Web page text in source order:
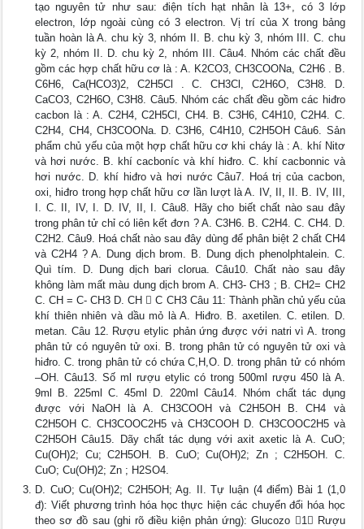
tạo nguyên tử như sau: điện tích hạt nhân là 13+, có 3 lớp
electron, lớp ngoài cùng có 3 electron. Vị trí của X trong bảng
tuần hoàn là A. chu kỳ 3, nhóm II. B. chu kỳ 3, nhóm III. C. chu
kỳ 2, nhóm II. D. chu kỳ 2, nhóm III. Câu4. Nhóm các chất đều
gồm các hợp chất hữu cơ là : A. K2CO3, CH3COONa, C2H6 . B.
C6H6, Ca(HCO3)2, C2H5Cl . C. CH3Cl, C2H6O, C3H8. D.
CaCO3, C2H6O, C3H8. Câu5. Nhóm các chất đều gồm các hiđro
cacbon là : A. C2H4, C2H5Cl, CH4. B. C3H6, C4H10, C2H4. C.
C2H4, CH4, CH3COONa. D. C3H6, C4H10, C2H5OH Câu6. Sản
phẩm chủ yếu của một hợp chất hữu cơ khi cháy là : A. khí Nitơ
và hơi nước. B. khí cacboníc và khí hiđro. C. khí cacbonnic và
hơi nước. D. khí hiđro và hơi nước Câu7. Hoá trị của cacbon,
oxi, hiđro trong hợp chất hữu cơ lần lượt là A. IV, II, II. B. IV, III,
I. C. II, IV, I. D. IV, II, I. Câu8. Hãy cho biết chất nào sau đây
trong phân tử chỉ có liên kết đơn ? A. C3H6. B. C2H4. C. CH4. D.
C2H2. Câu9. Hoá chất nào sau đây dùng để phân biệt 2 chất CH4
và C2H4 ? A. Dung dịch brom. B. Dung dịch phenolphtalein. C.
Quì tím. D. Dung dịch bari clorua. Câu10. Chất nào sau đây
không làm mất màu dung dịch brom A. CH3- CH3 ; B. CH2= CH2
C. CH = C- CH3 D. CH  C CH3 Câu 11: Thành phần chủ yếu của
khí thiên nhiên và dầu mỏ là A. Hiđro. B. axetilen. C. etilen. D.
metan. Câu 12. Rượu etylic phản ứng được với natri vì A. trong
phân tử có nguyên tử oxi. B. trong phân tử có nguyên tử oxi và
hiđro. C. trong phân tử có chứa C,H,O. D. trong phân tử có nhóm
–OH. Câu13. Số ml rượu etylic có trong 500ml rượu 450 là A.
9ml B. 225ml C. 45ml D. 220ml Câu14. Nhóm chất tác dụng
được với NaOH là A. CH3COOH và C2H5OH B. CH4 và
C2H5OH C. CH3COOC2H5 và CH3COOH D. CH3COOC2H5 và
C2H5OH Câu15. Dãy chất tác dụng với axit axetic là A. CuO;
Cu(OH)2; Cu; C2H5OH. B. CuO; Cu(OH)2; Zn ; C2H5OH. C.
CuO; Cu(OH)2; Zn ; H2SO4.
D. CuO; Cu(OH)2; C2H5OH; Ag. II. Tự luận (4 điểm) Bài 1 (1,0
đ): Viết phương trình hóa học thực hiện các chuyển đổi hóa học
theo sơ đồ sau (ghi rõ điều kiện phản ứng): Glucozo 1 Rượu